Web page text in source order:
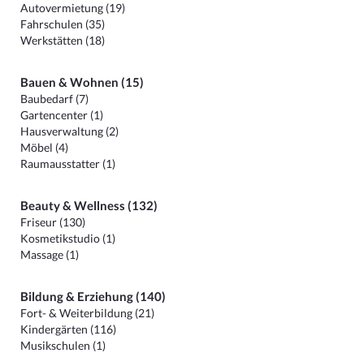
Autovermietung (19)
Fahrschulen (35)
Werkstätten (18)
Bauen & Wohnen (15)
Baubedarf (7)
Gartencenter (1)
Hausverwaltung (2)
Möbel (4)
Raumausstatter (1)
Beauty & Wellness (132)
Friseur (130)
Kosmetikstudio (1)
Massage (1)
Bildung & Erziehung (140)
Fort- & Weiterbildung (21)
Kindergärten (116)
Musikschulen (1)